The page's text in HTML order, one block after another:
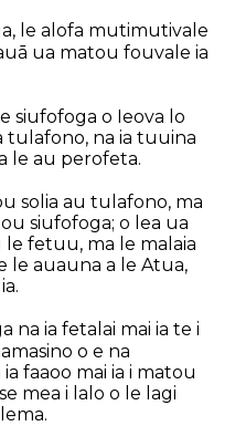
le alofa mutimutivale
ua matou fouvale ia
siufofoga o Ieova lo
tulafono, na ia tuuina
le au perofeta.
solia au tulafono, ma
siufofoga; o lea ua
le fetuu, ma le malaia
le auauna a le Atua,
na ia fetalai mai ia te i
o e na
faaoo mai ia i matou
mea i lalo o le lagi